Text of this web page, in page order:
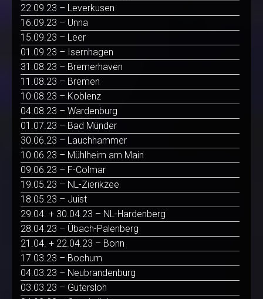
22.09.23 – Leverkusen
16.09.23 – Unna
15.09.23 – Leer
01.09.23 – Isernhagen
31.08.23 – Bremerhaven
11.08.23 – Bremen
10.08.23 – Koblenz
04.08.23 – Wardenburg
01.07.23 – Bad Münder
30.06.23 – Lauchhammer
10.06.23 – Mühlheim am Main
09.06.23 – F-Colmar
19.05.23 – NL-Zierikzee
18.05.23 – Juist
29.04. + 30.04.23 – NL-Hardenberg
28.04.23 – Übach-Palenberg
21.04. + 22.04.23 – Bonn
17.03.23 – Bochum
04.03.23 – Neubrandenburg
03.03.23 – Gütersloh